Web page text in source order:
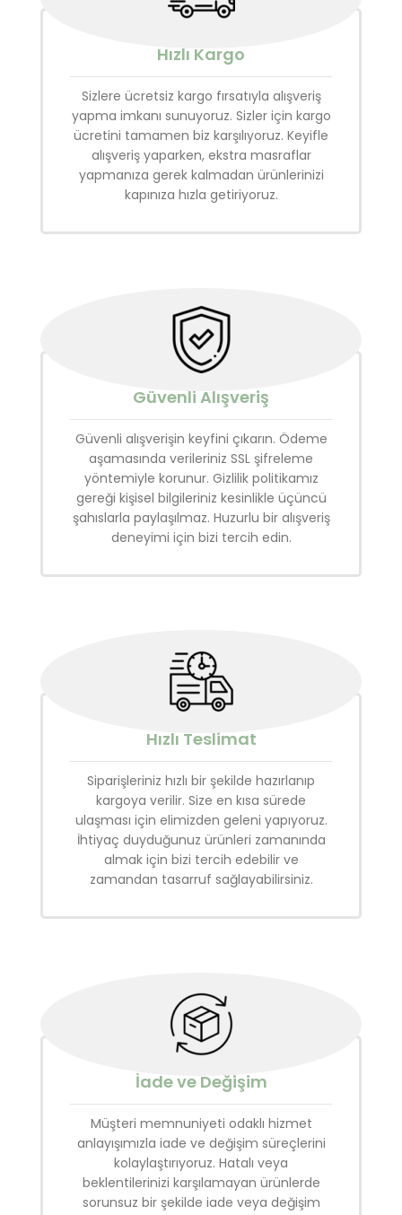
Hızlı Kargo
Sizlere ücretsiz kargo fırsatıyla alışveriş
yapma imkanı sunuyoruz. Sizler için kargo
ücretini tamamen biz karşılıyoruz. Keyifle
alışveriş yaparken, ekstra masraflar
yapmanıza gerek kalmadan ürünlerinizi
kapınıza hızla getiriyoruz.
Güvenli Alışveriş
Güvenli alışverişin keyfini çıkarın. Ödeme
aşamasında verileriniz SSL şifreleme
yöntemiyle korunur. Gizlilik politikamız
gereği kişisel bilgileriniz kesinlikle üçüncü
şahıslarla paylaşılmaz. Huzurlu bir alışveriş
deneyimi için bizi tercih edin.
Hızlı Teslimat
Siparişleriniz hızlı bir şekilde hazırlanıp
kargoya verilir. Size en kısa sürede
ulaşması için elimizden geleni yapıyoruz.
İhtiyaç duyduğunuz ürünleri zamanında
almak için bizi tercih edebilir ve
zamandan tasarruf sağlayabilirsiniz.
İade ve Değişim
Müşteri memnuniyeti odaklı hizmet
anlayışımızla iade ve değişim süreçlerini
kolaylaştırıyoruz. Hatalı veya
beklentilerinizi karşılamayan ürünlerde
sorunsuz bir şekilde iade veya değişim